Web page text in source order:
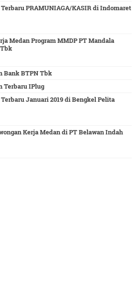
PRAMUNIAGA/KASIR di Indomaret
Medan Program MMDP PT Mandala
Bank BTPN Tbk
Terbaru IPlug
Januari 2019 di Bengkel Pelita
Kerja Medan di PT Belawan Indah